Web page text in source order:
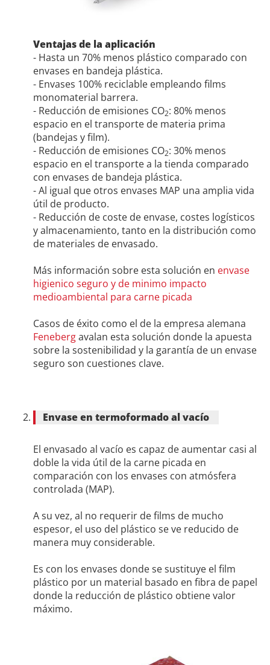
Ventajas de la aplicación
- Hasta un 70% menos plástico comparado con
envases en bandeja plástica.
- Envases 100% reciclable empleando films
monomaterial barrera.
- Reducción de emisiones CO2: 80% menos
espacio en el transporte de materia prima
(bandejas y film).
- Reducción de emisiones CO2: 30% menos
espacio en el transporte a la tienda comparado
con envases de bandeja plástica.
- Al igual que otros envases MAP una amplia vida
útil de producto.
- Reducción de coste de envase, costes logísticos
y almacenamiento, tanto en la distribución como
de materiales de envasado.
Más información sobre esta solución en envase
higienico seguro y de minimo impacto
medioambiental para carne picada
Casos de éxito como el de la empresa alemana
Fenebergavalan esta solución donde la apuesta
sobre la sostenibilidad y la garantía de un envase
seguro son cuestiones clave.
Envase en termoformado al vacío
El envasado al vacío es capaz de aumentar casi al
doble la vida útil de la carne picada en
comparación con los envases con atmósfera
controlada (MAP).
A su vez, al no requerir de films de mucho
espesor, el uso del plástico se ve reducido de
manera muy considerable.
Es con los envases donde se sustituye el film
plástico por un material basado en fibra de papel
donde la reducción de plástico obtiene valor
máximo.